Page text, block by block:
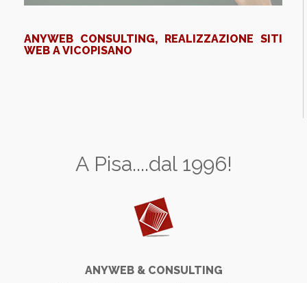
ANYWEB CONSULTING, REALIZZAZIONE SITI
WEB A VICOPISANO
A Pisa....dal 1996!
ANYWEB & CONSULTING